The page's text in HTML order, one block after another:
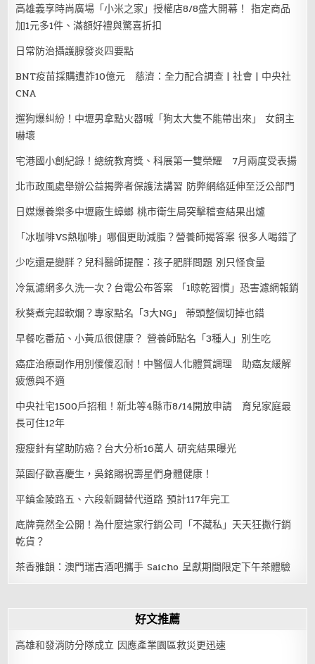
高雄義享時尚廣場「小米之家」授權店8/8盛大開幕！ 指定商品
加1元多1件、滿額好禮與驚喜折扣
日常防治攝護腺發炎四要點
BNT疫苗採購遭詐10億元 慈濟：全力配合調查 | 社會 | 中央社
CNA
遛狗爆糾紛！中壢男拿點火器喊「狗太大隻不能帶出來」 女飼主
嚇壞
宅港國小創紀錄！總統教育獎、科展第一雙榮耀 7月兩度受表揚
北市政風處舉辦公益揭弊者保護法講習 防弊網絡延伸至泛公部門
日媒爆養樂多中壢廠生蟑螂 桃市衛生局突擊稽查結果出爐
「冰咖啡VS熱咖啡」哪個更助減脂？營養師揭答案 很多人喝錯了
少吃還是變胖？兒科醫師提醒：孩子肥胖問題 別只怪食量
冷氣濾網多久洗一次？台電公布答案 「1晾乾習慣」恐害濾網報銷
秋葵煮完超軟爛？專家點名「3大NG」 蒂頭整個切掉也錯
早餐吃番茄、小黃瓜很健康？ 營養師點名「3種人」別生吃
癌症治療副作用別傻傻忍耐！中醫個人化體質調理 助癌友緩解
疲憊與不適
中央社宅1500戶招租！新北等4縣市8/14開放申請 育兒家庭最
長可住12年
瘦瘦針有望助防癌？台大分析16萬人 研究結果曝光
菜園仔歡喜慶生，吳銘賜祝壽星們身體健康！
平鎮金陵路五、六段新闢替代道路 預計117年完工
底牌竟然全公開！為什麼這家行銷公司「不藏私」天天狂撒行銷
乾貨？
茶香雅韻：澳門瑞吉酒吧攜手 Saicho 呈獻期間限定下午茶體驗
好文推薦
高雄和發消防分隊成立 因應產業園區救災更迅速